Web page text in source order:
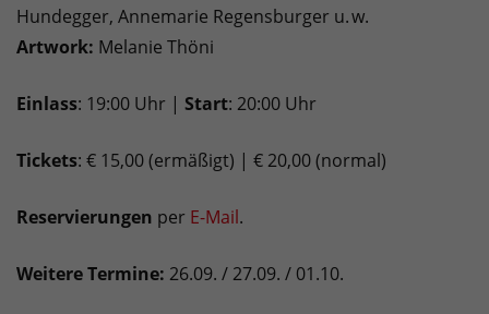
Hundegger, Annemarie Regensburger u. w.
Artwork: Melanie Thöni
Einlass: 19:00 Uhr | Start: 20:00 Uhr
Tickets: € 15,00 (ermäßigt) | € 20,00 (normal)
Reservierungen per E-Mail.
Weitere Termine: 26.09. / 27.09. / 01.10.